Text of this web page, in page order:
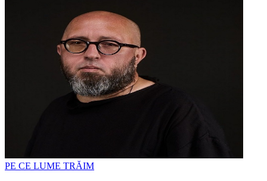
PE CE LUME TRĂIM